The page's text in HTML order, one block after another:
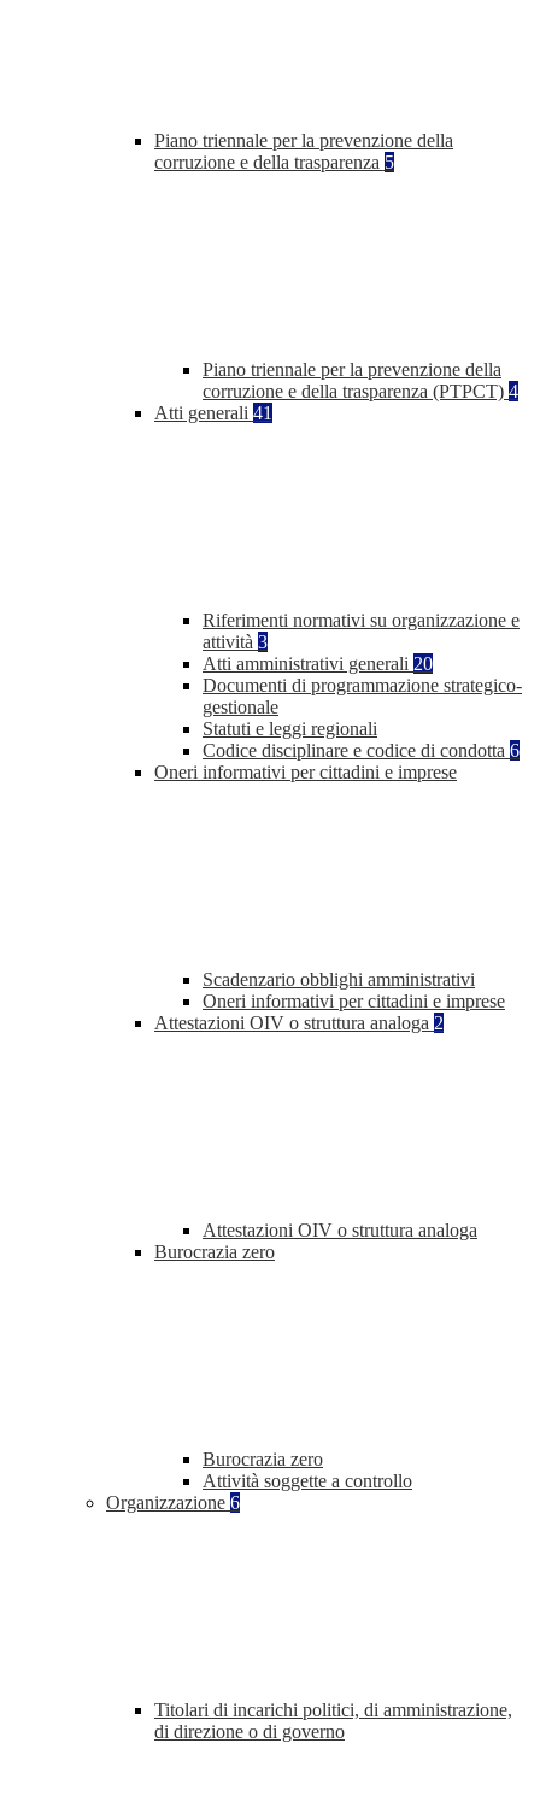
Piano triennale per la prevenzione della
corruzione e della trasparenza 5
Piano triennale per la prevenzione della
corruzione e della trasparenza (PTPCT) 4
Atti generali 41
Riferimenti normativi su organizzazione e
attività 3
Atti amministrativi generali 20
Documenti di programmazione strategico-
gestionale
Statuti e leggi regionali
Codice disciplinare e codice di condotta 6
Oneri informativi per cittadini e imprese
Scadenzario obblighi amministrativi
Oneri informativi per cittadini e imprese
Attestazioni OIV o struttura analoga 2
Attestazioni OIV o struttura analoga
Burocrazia zero
Burocrazia zero
Attività soggette a controllo
Organizzazione 6
Titolari di incarichi politici, di amministrazione,
di direzione o di governo